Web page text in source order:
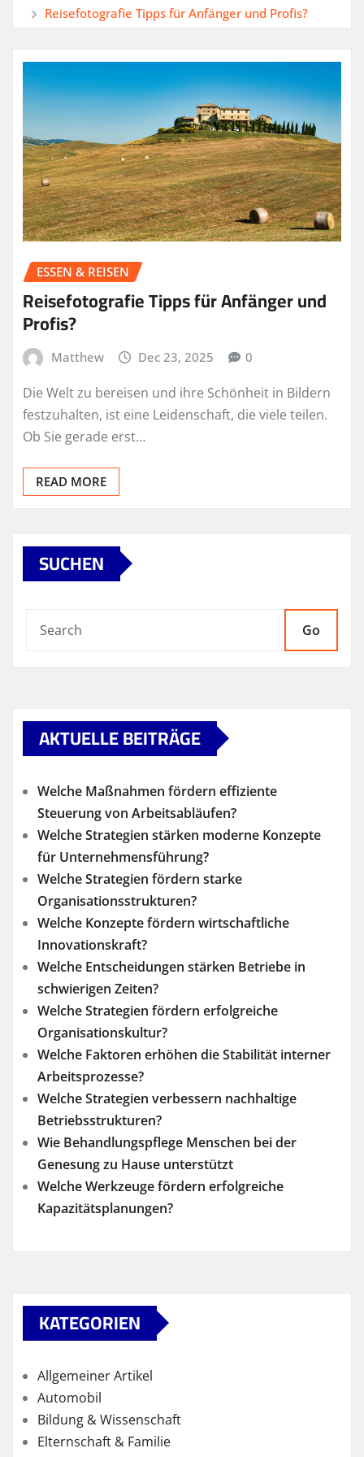
Reisefotografie Tipps für Anfänger und Profis?
ESSEN & REISEN
Reisefotografie Tipps für Anfänger und
Profis?
Matthew Dec 23, 2025 0
Die Welt zu bereisen und ihre Schönheit in Bildern
festzuhalten, ist eine Leidenschaft, die viele teilen.
Ob Sie gerade erst…
READ MORE
SUCHEN
Go
AKTUELLE BEITRÄGE
Welche Maßnahmen fördern effiziente
Steuerung von Arbeitsabläufen?
Welche Strategien stärken moderne Konzepte
für Unternehmensführung?
Welche Strategien fördern starke
Organisationsstrukturen?
Welche Konzepte fördern wirtschaftliche
Innovationskraft?
Welche Entscheidungen stärken Betriebe in
schwierigen Zeiten?
Welche Strategien fördern erfolgreiche
Organisationskultur?
Welche Faktoren erhöhen die Stabilität interner
Arbeitsprozesse?
Welche Strategien verbessern nachhaltige
Betriebsstrukturen?
Wie Behandlungspflege Menschen bei der
Genesung zu Hause unterstützt
Welche Werkzeuge fördern erfolgreiche
Kapazitätsplanungen?
KATEGORIEN
Allgemeiner Artikel
Automobil
Bildung & Wissenschaft
Elternschaft & Familie